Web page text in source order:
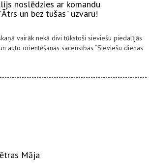
noslēdzies ar komandu
un bez tušas" uzvaru!
vairāk nekā divi tūkstoši sieviešu piedalījās
auto orientēšanās sacensībās “Sieviešu dienas
Māja